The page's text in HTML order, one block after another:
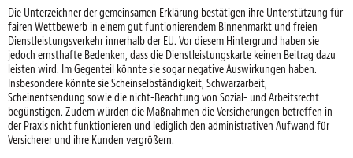
Die Unterzeichner der gemeinsamen Erklärung bestätigen ihre Unterstützung für
fairen Wettbewerb in einem gut funtionierendem Binnenmarkt und freien
Dienstleistungsverkehr innerhalb der EU. Vor diesem Hintergrund haben sie
jedoch ernsthafte Bedenken, dass die Dienstleistungskarte keinen Beitrag dazu
leisten wird. Im Gegenteil könnte sie sogar negative Auswirkungen haben.
Insbesondere könnte sie Scheinselbständigkeit, Schwarzarbeit,
Scheinentsendung sowie die nicht-Beachtung von Sozial- und Arbeitsrecht
begünstigen. Zudem würden die Maßnahmen die Versicherungen betreffen in
der Praxis nicht funktionieren und lediglich den administrativen Aufwand für
Versicherer und ihre Kunden vergrößern.